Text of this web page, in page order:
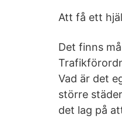
Att få ett
Det finns
Vad är det
större
det lag på